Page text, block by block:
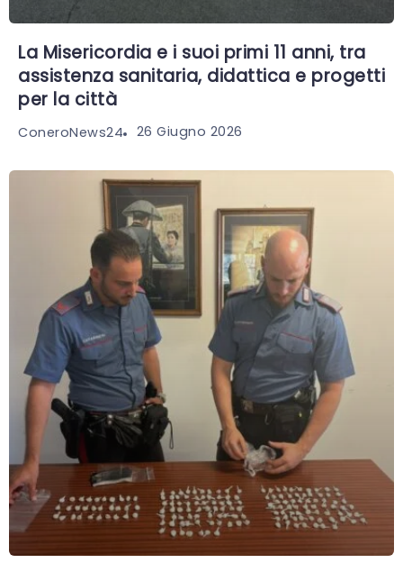
La Misericordia e i suoi primi 11 anni, tra
assistenza sanitaria, didattica e progetti
per la città
ConeroNews24 26 Giugno 2026